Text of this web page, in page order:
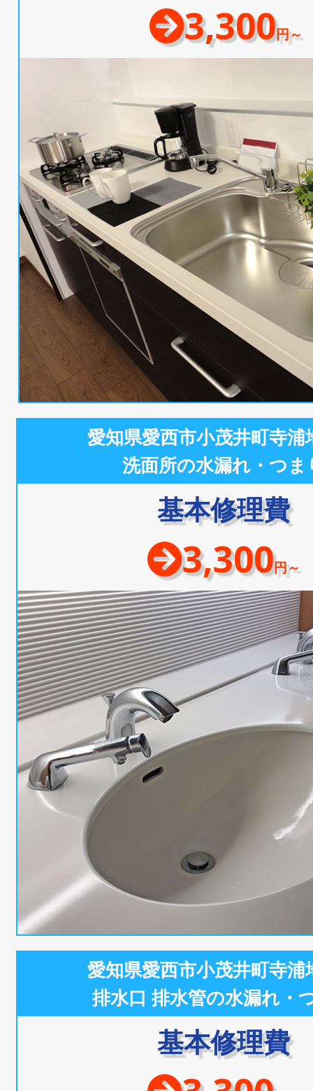
3,300円～
愛知県愛西市小茂井町寺浦
洗面所の水漏れ・つま
基本修理費
3,300円～
愛知県愛西市小茂井町寺浦
排水口 排水管の水漏れ・
基本修理費